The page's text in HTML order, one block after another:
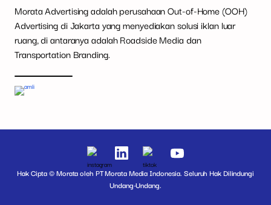
Morata Advertising adalah perusahaan Out-of-Home (OOH)
Advertising di Jakarta yang menyediakan solusi iklan luar
ruang, di antaranya adalah Roadside Media dan
Transportation Branding.
Hak Cipta © Morata oleh PT Morata Media Indonesia. Seluruh Hak Dilindungi
Undang-Undang.